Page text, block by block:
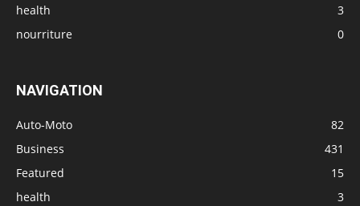
health
3
nourriture
0
NAVIGATION
Auto-Moto
82
Business
431
Featured
15
health
3